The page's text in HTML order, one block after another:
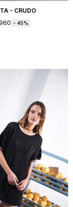
- CRUDO
45